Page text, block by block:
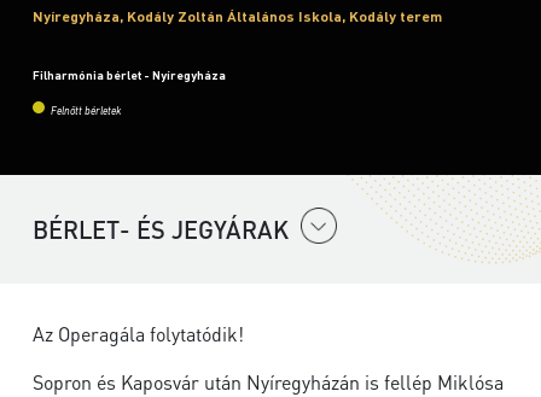
Nyíregyháza, Kodály Zoltán Általános Iskola, Kodály terem
Filharmónia bérlet - Nyíregyháza
Felnőtt bérletek
BÉRLET- ÉS JEGYÁRAK
Az Operagála folytatódik!
Sopron és Kaposvár után Nyíregyházán is fellép Miklósa